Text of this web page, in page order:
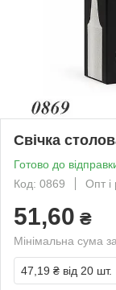
Свічка
Готово до
Код: 0869
Опт і
51,60 ₴
Мінімальна сума
47,19 ₴ від 20 шт.